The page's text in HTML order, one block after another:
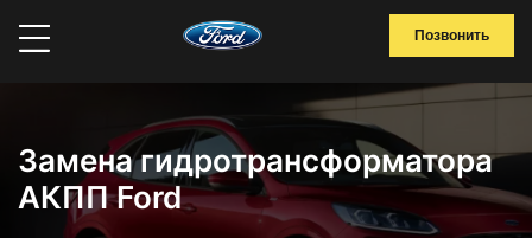
Позвонить
Замена гидротрансформатора
АКПП Ford